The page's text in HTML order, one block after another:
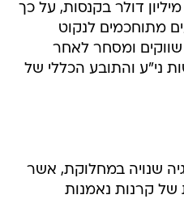
מיליון דולר בפיצויים ו-125 מיליון דולר בקנסות, על כך
מתוחכמים לנקוט
שווקים ומסחר לאחר
ני"ע והתובע הכללי של
שנויה במחלוקת, אשר
של קרנות נאמנות